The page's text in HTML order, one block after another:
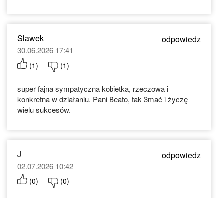
Slawek odpowiedz
30.06.2026 17:41
(1) (1)
super fajna sympatyczna kobietka, rzeczowa i
konkretna w działaniu. Pani Beato, tak 3mać i życzę
wielu sukcesów.
J odpowiedz
02.07.2026 10:42
(0) (0)